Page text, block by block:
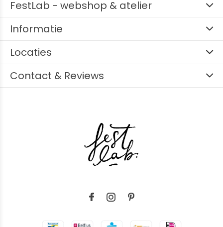
FestLab - webshop & atelier
Informatie
Locaties
Contact & Reviews